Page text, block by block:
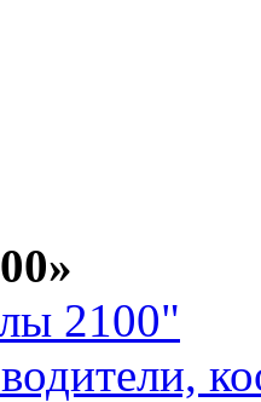
2100"